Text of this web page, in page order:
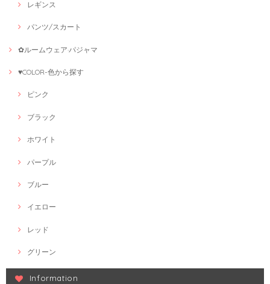
レギンス
パンツ/スカート
✿ルームウェア·パジャマ
♥COLOR-色から探す
ピンク
ブラック
ホワイト
パープル
ブルー
イエロー
レッド
グリーン
Information